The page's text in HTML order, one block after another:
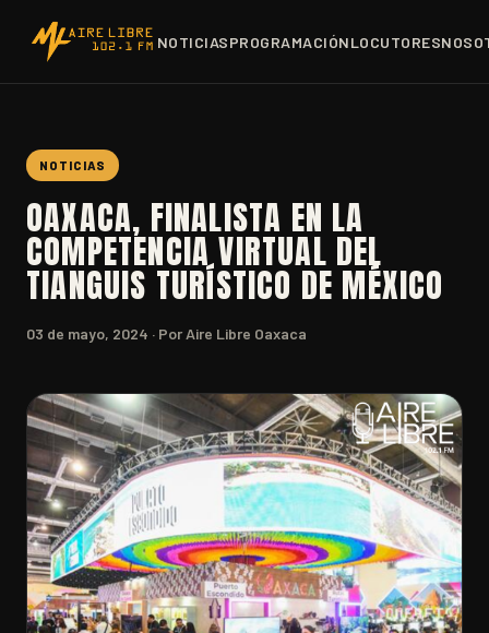
NOTICIASPROGRAMACIÓNLOCUTORES
NOTICIAS
OAXACA, FINALISTA EN LA
COMPETENCIA VIRTUAL DEL
TIANGUIS TURÍSTICO DE MÉXICO
03 de mayo, 2024 · Por Aire Libre Oaxaca